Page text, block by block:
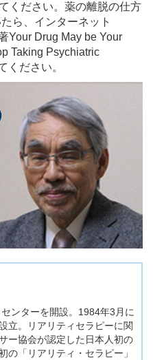
ください。薬の離脱の仕方
ら、インターネット
Your Drug May be Your
Taking Psychiatric
ください。
ンターを開設。1984年3月に
立。リアリティセラピーに関
ー協会が認定した日本人初の
の「リアリティ・セラピー」